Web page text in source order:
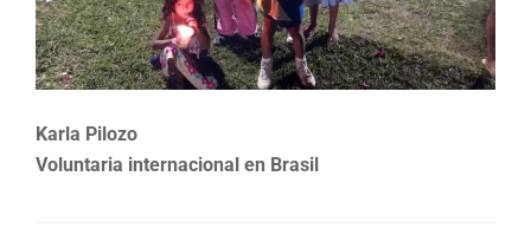
Karla Pilozo
Voluntaria internacional en Brasil